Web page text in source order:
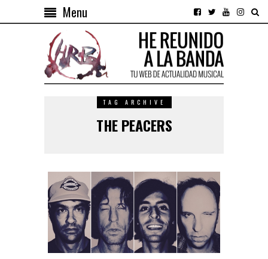
Menu
TAG ARCHIVE
THE PEACERS